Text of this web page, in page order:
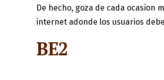
De hecho, goza de cada ocasion
internet adonde los usuarios
BE2